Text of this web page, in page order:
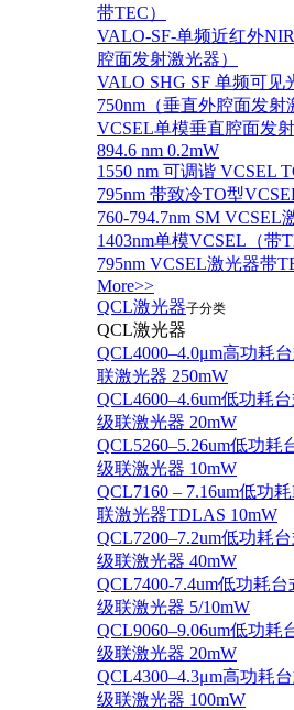
带TEC）
VALO-SF-单频近红外
腔面发射激光器）
VALO SHG SF 单频可见
750nm（垂直外腔面发射
VCSEL单模垂直腔面发
894.6 nm 0.2mW
1550 nm 可调谐 VCSEL
795nm 带致冷TO型
760-794.7nm SM VCSEL
1403nm单模VCSEL（带
795nm VCSEL激光器带
More>>
QCL激光器子分类
QCL激光器
QCL4000–4.0μm高功耗
联激光器 250mW
QCL4600–4.6um低功耗
级联激光器 20mW
QCL5260–5.26um低功
级联激光器 10mW
QCL7160 – 7.16um低功
联激光器TDLAS 10mW
QCL7200–7.2um低功耗
级联激光器 40mW
QCL7400-7.4um低功耗
级联激光器 5/10mW
QCL9060–9.06um低功
级联激光器 20mW
QCL4300–4.3μm高功耗
级联激光器 100mW